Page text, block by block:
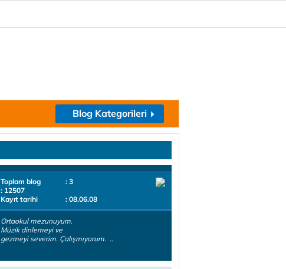
Blog Kategorileri
Toplam blog
: 3
: 12507
Kayıt tarihi
: 08.06.08
Ortaokul mezunuyum.
Müzik dinlemeyi ve
gezmeyi severim. Çalışmıyorum. ..